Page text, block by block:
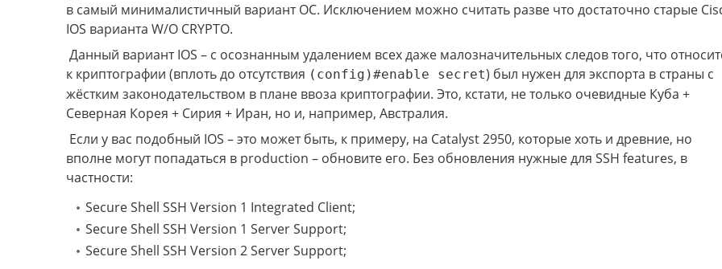
в самый минималистичный вариант ОС. Исключением можно считать разве что достаточно старые
IOS варианта W/O CRYPTO.
Данный вариант IOS – с осознанным удалением всех даже малозначительных следов того, что
к криптографии (вплоть до отсутствия (config)#enable secret) был нужен для экспорта в страны с
жёстким законодательством в плане ввоза криптографии. Это, кстати, не только очевидные Куба +
Северная Корея + Сирия + Иран, но и, например, Австралия.
Если у вас подобный IOS – это может быть, к примеру, на Catalyst 2950, которые хоть и древние, но
вполне могут попадаться в production – обновите его. Без обновления нужные для SSH features, в
частности:
Secure Shell SSH Version 1 Integrated Client;
Secure Shell SSH Version 1 Server Support;
Secure Shell SSH Version 2 Server Support;